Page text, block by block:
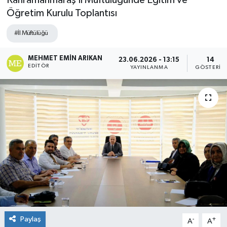
Öğretim Kurulu Toplantısı
#İl Müftülüğü
MEHMET EMIN ARIKAN
EDITÖR
23.06.2026 - 13:15
YAYINLANMA
14
GÖSTERIM
Paylaş A- A+